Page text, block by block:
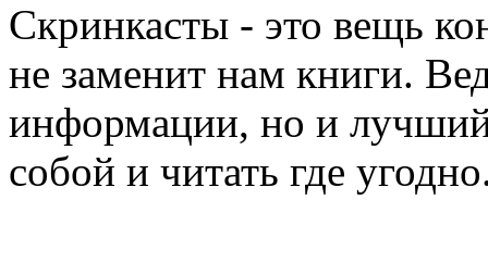
Скринкасты - это вещь
не заменит нам книги.
информации, но и
собой и читать где